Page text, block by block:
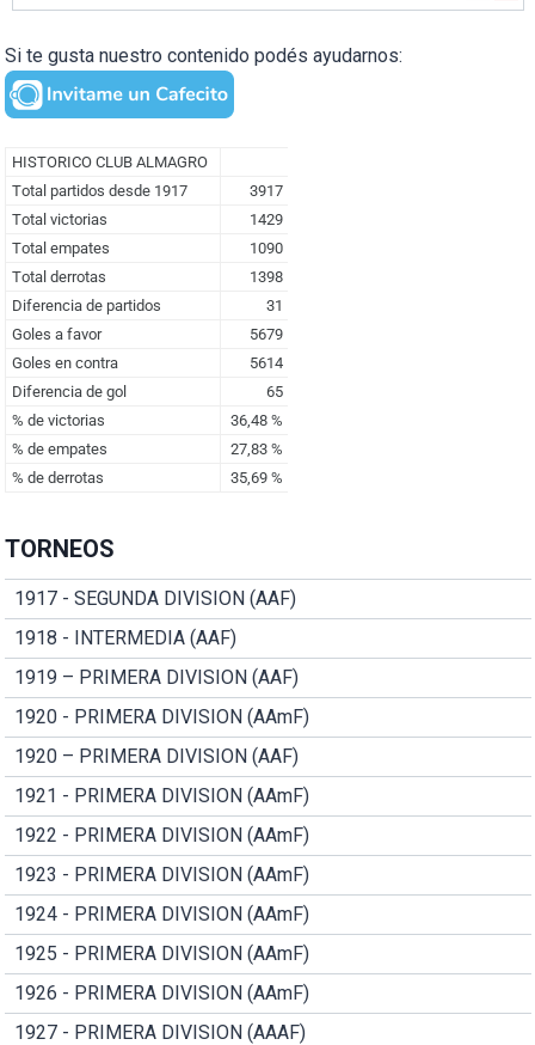
Si te gusta nuestro contenido podés ayudarnos:
TORNEOS
1917 - SEGUNDA DIVISION (AAF)
1918 - INTERMEDIA (AAF)
1919 – PRIMERA DIVISION (AAF)
1920 - PRIMERA DIVISION (AAmF)
1920 – PRIMERA DIVISION (AAF)
1921 - PRIMERA DIVISION (AAmF)
1922 - PRIMERA DIVISION (AAmF)
1923 - PRIMERA DIVISION (AAmF)
1924 - PRIMERA DIVISION (AAmF)
1925 - PRIMERA DIVISION (AAmF)
1926 - PRIMERA DIVISION (AAmF)
1927 - PRIMERA DIVISION (AAAF)